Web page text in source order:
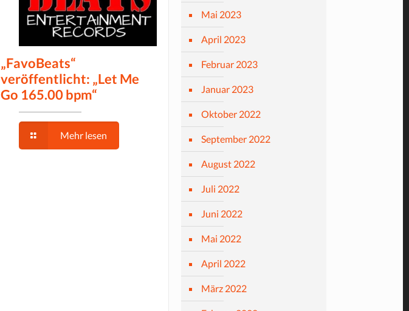
„FavoBeats“
veröffentlicht: „Let Me
Go 165.00 bpm“
Mehr lesen
Mai 2023
April 2023
Februar 2023
Januar 2023
Oktober 2022
September 2022
August 2022
Juli 2022
Juni 2022
Mai 2022
April 2022
März 2022